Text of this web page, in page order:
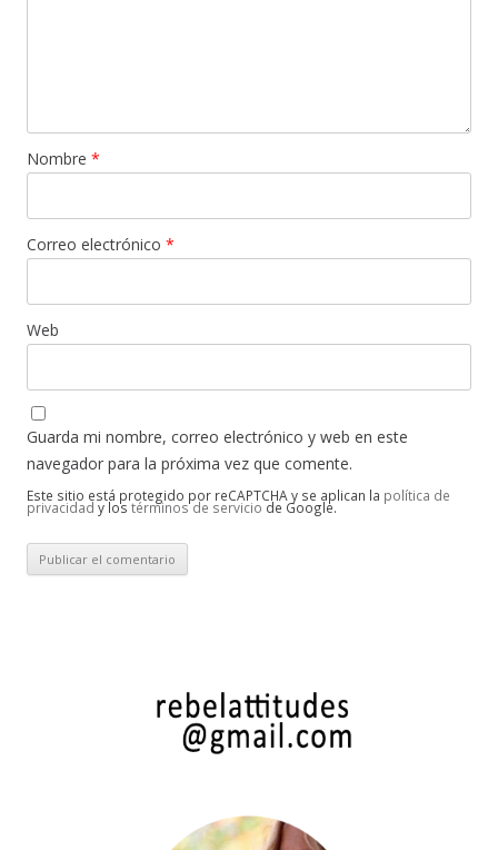
Nombre *
Correo electrónico *
Web
Guarda mi nombre, correo electrónico y web en este
navegador para la próxima vez que comente.
Este sitio está protegido por reCAPTCHA y se aplican la política de
privacidady lostérminos de serviciode Google.